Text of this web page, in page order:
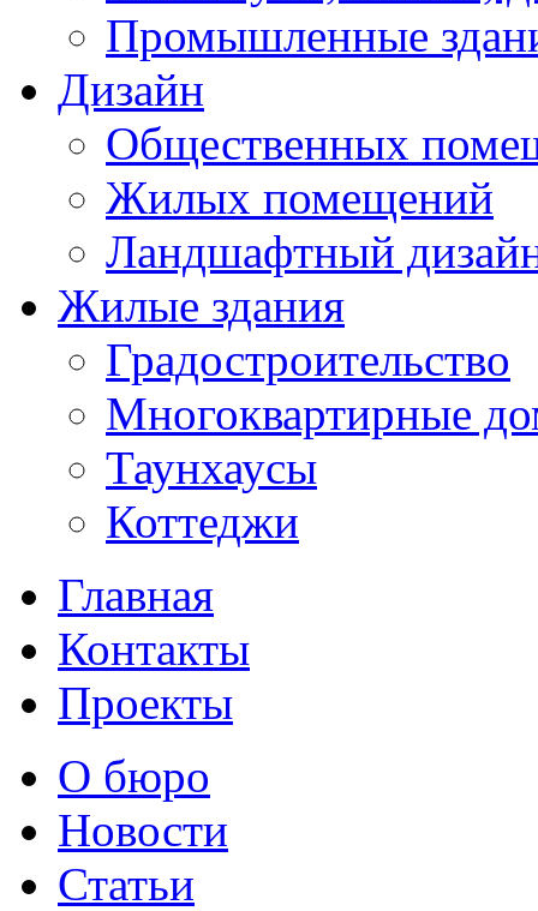
Промышленные
Дизайн
Общественных
Жилых помещений
Ландшафтный
Жилые здания
Градостроительство
Многоквартирные
Таунхаусы
Коттеджи
Главная
Контакты
Проекты
О бюро
Новости
Статьи